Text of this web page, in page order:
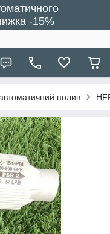
-15%
полив